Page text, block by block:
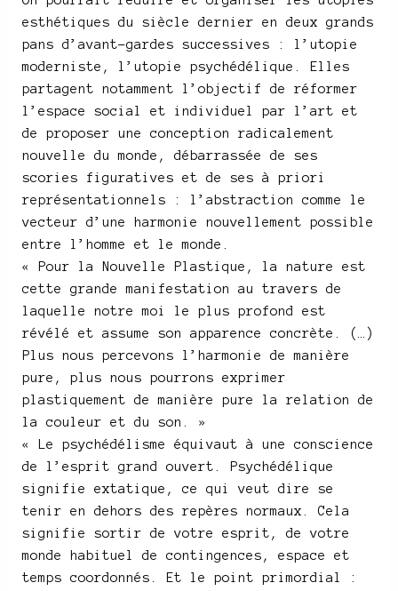
esthétiques du siècle dernier en deux grands
pans d’avant-gardes successives : l’utopie
moderniste, l’utopie psychédélique. Elles
partagent notamment l’objectif de réformer
l’espace social et individuel par l’art et
de proposer une conception radicalement
nouvelle du monde, débarrassée de ses
scories figuratives et de ses à priori
représentationnels : l’abstraction comme le
vecteur d’une harmonie nouvellement possible
entre l’homme et le monde.
« Pour la Nouvelle Plastique, la nature est
cette grande manifestation au travers de
laquelle notre moi le plus profond est
révélé et assume son apparence concrète. (…)
Plus nous percevons l’harmonie de manière
pure, plus nous pourrons exprimer
plastiquement de manière pure la relation de
la couleur et du son. »
« Le psychédélisme équivaut à une conscience
de l’esprit grand ouvert. Psychédélique
signifie extatique, ce qui veut dire se
tenir en dehors des repères normaux. Cela
signifie sortir de votre esprit, de votre
monde habituel de contingences, espace et
temps coordonnés. Et le point primordial :